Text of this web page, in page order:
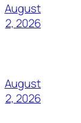
August
2, 2026
August
2, 2026